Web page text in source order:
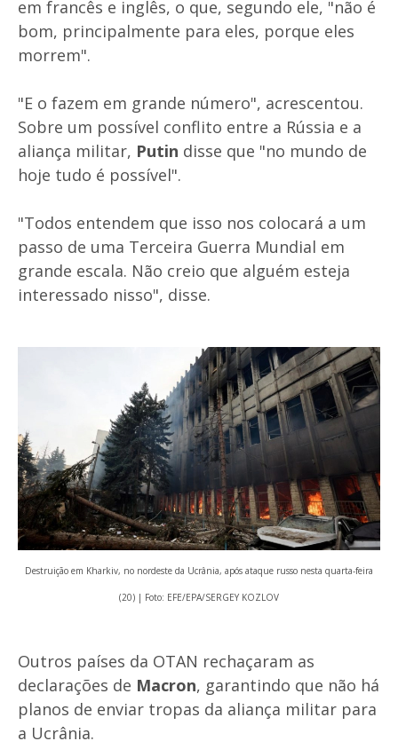
em francês e inglês, o que, segundo ele, "não é
bom, principalmente para eles, porque eles
morrem".
"E o fazem em grande número", acrescentou.
Sobre um possível conflito entre a Rússia e a
aliança militar, Putin disse que "no mundo de
hoje tudo é possível".
"Todos entendem que isso nos colocará a um
passo de uma Terceira Guerra Mundial em
grande escala. Não creio que alguém esteja
interessado nisso", disse.
Destruição em Kharkiv, no nordeste da Ucrânia, após ataque russo nesta quarta-feira
(20) | Foto: EFE/EPA/SERGEY KOZLOV
Outros países da OTAN rechaçaram as
declarações de Macron, garantindo que não há
planos de enviar tropas da aliança militar para
a Ucrânia.